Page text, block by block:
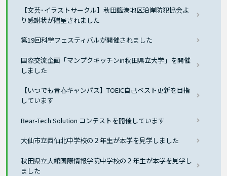
【文芸･イラストサークル】秋田臨港地区沿岸防犯協会よ
り感謝状が贈呈されました
第19回科学フェスティバルが開催されました
国際交流企画「マンプクキッチンin秋田県立大学」を開催
しました
【いつでも青春キャンパス】TOEIC自己ベスト更新を目指
しています
Bear-Tech Solution コンテストを開催しています
大仙市立西仙北中学校の２年生が本学を見学しました
秋田県立大館国際情報学院中学校の２年生が本学を見学し
ました